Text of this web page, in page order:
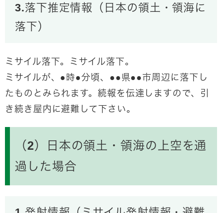
3.落下推定情報（日本の領土・領海に
落下）
ミサイル落下。ミサイル落下。
ミサイルが、●時●分頃、●●県●●市周辺に落下し
たものとみられます。続報を伝達しますので、引
き続き屋内に避難して下さい。
（2）日本の領土・領海の上空を通
過した場合